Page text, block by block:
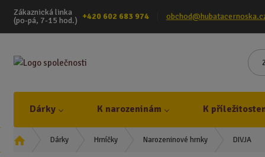
Zákaznická linka
(po-pá, 7-15 hod.) +420 602 683 974
Dárky K narozeninám K
Ú
Dárky Hrníčky Narozeninové hrnky DIVJA